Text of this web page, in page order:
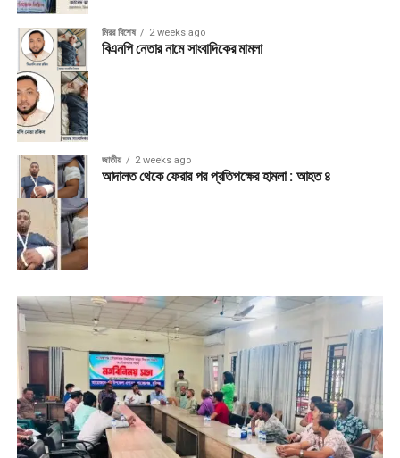
মিরর বিশেষ 2 weeks ago
বিএনপি নেতার নামে সাংবাদিকের মামলা
জাতীয় 2 weeks ago
আদালত থেকে ফেরার পর প্রতিপক্ষের হামলা : আহত ৪